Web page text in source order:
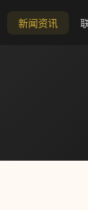
新闻资讯